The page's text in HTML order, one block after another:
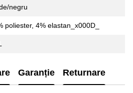
negru
poliester, 4% elastan_x000D_
Garanție Returnare